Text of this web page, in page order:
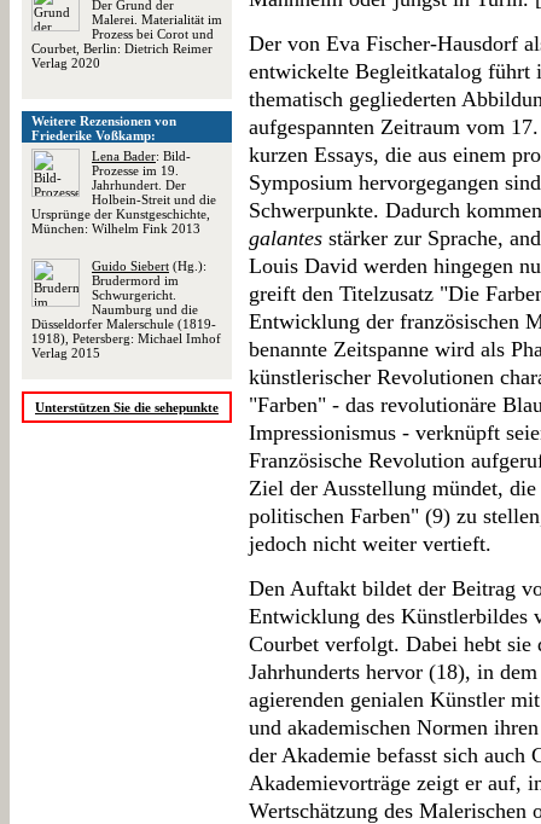
Der Grund der
Malerei. Materialität im
Prozess bei Corot und
Courbet, Berlin: Dietrich Reimer
Verlag 2020
Weitere Rezensionen von
Friederike Voßkamp:
Lena Bader: Bild-
Prozesse im 19.
Jahrhundert. Der
Holbein-Streit und die
Ursprünge der Kunstgeschichte,
München: Wilhelm Fink 2013
Guido Siebert (Hg.):
Brudermord im
Schwurgericht.
Naumburg und die
Düsseldorfer Malerschule (1819-
1918), Petersberg: Michael Imhof
Verlag 2015
Unterstützen Sie die sehepunkte
Der von Eva Fischer-Hausdorf
entwickelte Begleitkatalog führt
thematisch gegliederten
aufgespannten Zeitraum vom
kurzen Essays, die aus einem
Symposium hervorgegangen
Schwerpunkte. Dadurch
galantes stärker zur Sprache,
Louis David werden hingegen
greift den Titelzusatz "Die
Entwicklung der französischen
benannte Zeitspanne wird als
künstlerischer Revolutionen
"Farben" - das revolutionäre
Impressionismus - verknüpft
Französische Revolution
Ziel der Ausstellung mündet,
politischen Farben" (9) zu
jedoch nicht weiter vertieft.
Den Auftakt bildet der Beitrag
Entwicklung des Künstlerbildes
Courbet verfolgt. Dabei hebt sie
Jahrhunderts hervor (18), in
agierenden genialen Künstler
und akademischen Normen
der Akademie befasst sich
Akademievorträge zeigt er auf,
Wertschätzung des